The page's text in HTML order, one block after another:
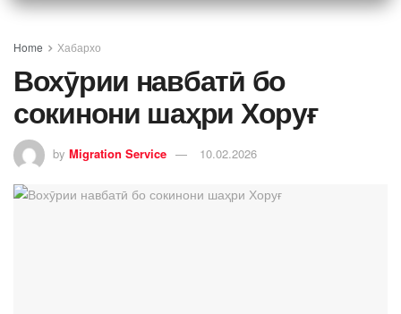
Home Хабархо
Вохӯрии навбатӣ бо
сокинони шаҳри Хоруғ
by Migration Service 10.02.2026